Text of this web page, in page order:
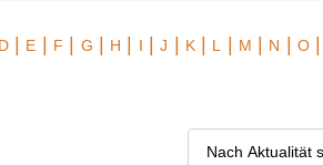
D E F G H I |J K| L M N |O